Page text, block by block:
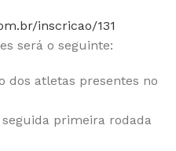
inscricao/131
será o seguinte:
dos atletas presentes no
primeira rodada